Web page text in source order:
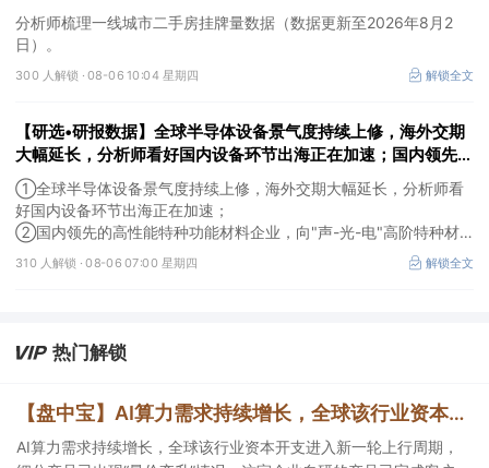
分析师梳理一线城市二手房挂牌量数据（数据更新至2026年8月2
日）。
300 人解锁 ·08-06 10:04 星期四 解锁全文
【研选•研报数据】全球半导体设备景气度持续上修，海外交期
大幅延长，分析师看好国内设备环节出海正在加速；国内领先的
高性能特种功能材料企业，向"声-光-电"高阶特种材料平台跨
越，打开成长空间
①全球半导体设备景气度持续上修，海外交期大幅延长，分析师看
好国内设备环节出海正在加速；
②国内领先的高性能特种功能材料企业，向"声-光-电"高阶特种材
料平台跨越，打开成长空间。
310 人解锁 ·08-06 07:00 星期四 解锁全文
热门解锁
【盘中宝】AI算力需求持续增长，全球该行业资本开支进入新一轮上行周期，细分产品已出现“量价齐升”情况，这家企业在手订单超百亿元
AI算力需求持续增长，全球该行业资本开支进入新一轮上行周期，